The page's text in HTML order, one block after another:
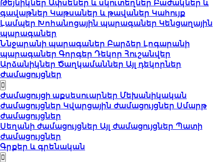
Թեյնիկներ Ափսեներ և սկուտեղներ Բաժակներ և
գավաթներ Կաթսաներ և թավաներ Կահույք
Լամպեր Խոհանոցային պարագաներ Կենցաղային
պարագաներ
Ննջարանի պարագաներ Բարձեր Լոգարանի
պարագաներ Գորգեր Դեկոր Հուշանվեր
Արձանիկներ Ծաղկամաններ Այլ դեկորներ
Ժամացույցներ
Ժամացույցի աքսեսուարներ Մեխանիկական
ժամացույցներ Կվարցային ժամացույցներ Սմարթ
ժամացույցներ
Սեղանի ժամացույցներ Այլ ժամացույցներ Պատի
ժամացույցներ
Գրքեր և գրենական